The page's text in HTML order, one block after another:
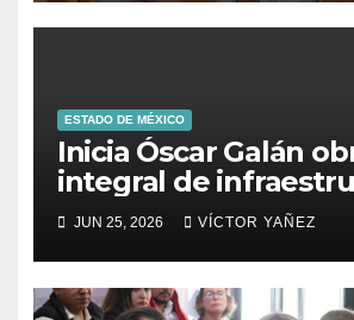
ESTADO DE MÉXICO
Inicia Óscar Galán
integral de
Prolongación León
JUN 25, 2026 VÍCTOR YAÑEZ